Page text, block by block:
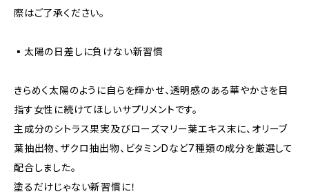
際はご了承ください。
▪️太陽の日差しに負けない新習慣
きらめく太陽のように自らを輝かせ、透明感のある華やかさを目
指す女性に続けてほしいサプリメントです。
主成分のシトラス果実及びローズマリー葉エキス末に、オリーブ
葉抽出物、ザクロ抽出物、ビタミンDなど7種類の成分を厳選して
配合しました。
塗るだけじゃない新習慣に！